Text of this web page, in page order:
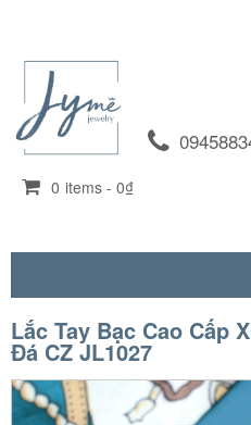
0 items - 0₫
Lắc Tay Bạc Cao Cấp
Đá CZ JL1027